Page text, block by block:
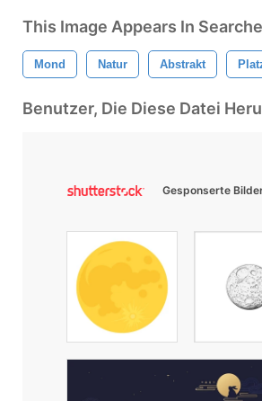
This Image Appears In
Mond Natur Abstrakt
Benutzer, Die Diese Datei
Gesponserte